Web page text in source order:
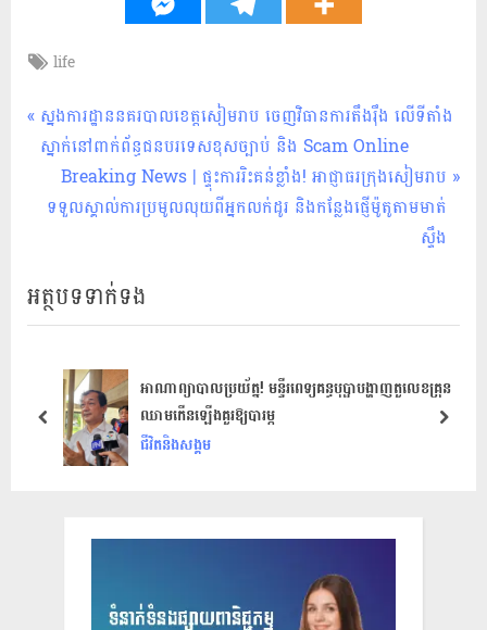
ជីវិត
សង្គម
Tags:
life
Post
navigation
P
r
v
u
s
s
ស្នងការដ្ឋាននគរបាលខេត្តសៀមរាប ចេញវិធានការតឹងរ៉ឹង លើទីតាំង
ស្នាក់នៅពាក់ព័ន្ធជនបរទេសខុសច្បាប់ និង Scam Online
N
e
P
o
t
:
Breaking News | ផ្ទុះការរិះគន់ខ្លាំង! អាជ្ញាធរក្រុងសៀមរាប
ទទួលស្គាល់ការប្រមូលលុយពីអ្នកលក់ដូរ និងកន្លែងផ្ញើម៉ូតូតាមមាត់
ស្ទឹង
អត្ថបទទាក់ទង
អាណាព្យាបាលប្រយ័ត្ន! មន្ទីរពេទ្យគន្ធបុប្ផាបង្ហាញតួលេខគ្រុន
ឈាមកើនឡើងគួរឱ្យបារម្ភ
ជីវិតនិងសង្គម
prev next